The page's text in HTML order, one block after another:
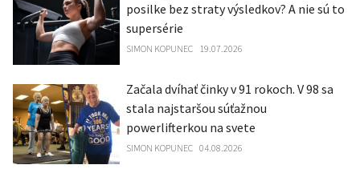
posilke bez straty výsledkov? A nie sú to
supersérie
SIMON KOPUNEC 19.07.2026
Začala dvíhať činky v 91 rokoch. V 98 sa
stala najstaršou súťažnou
powerlifterkou na svete
SIMON KOPUNEC 04.08.2026